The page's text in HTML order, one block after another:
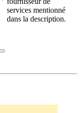
services mentionné
dans la description.